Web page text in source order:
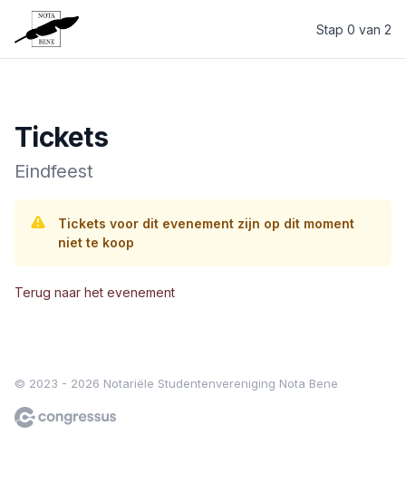
Notariële Studentenvereniging Nota Bene
Stap 0 van 2
Tickets
Eindfeest
Tickets voor dit evenement zijn op dit moment
niet te koop
Terug naar het evenement
© 2023 - 2026 Notariële Studentenvereniging Nota Bene